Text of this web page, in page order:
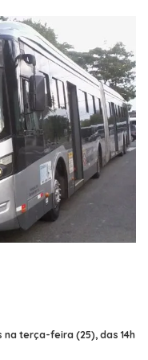
terça-feira (25), das 14h